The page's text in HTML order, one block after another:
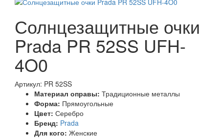
Солнцезащитные очки
Prada PR 52SS UFH-
4O0
Артикул: PR 52SS
Материал оправы: Традиционные металлы
Форма: Прямоугольные
Цвет: Серебро
Бренд: Prada
Для кого: Женские